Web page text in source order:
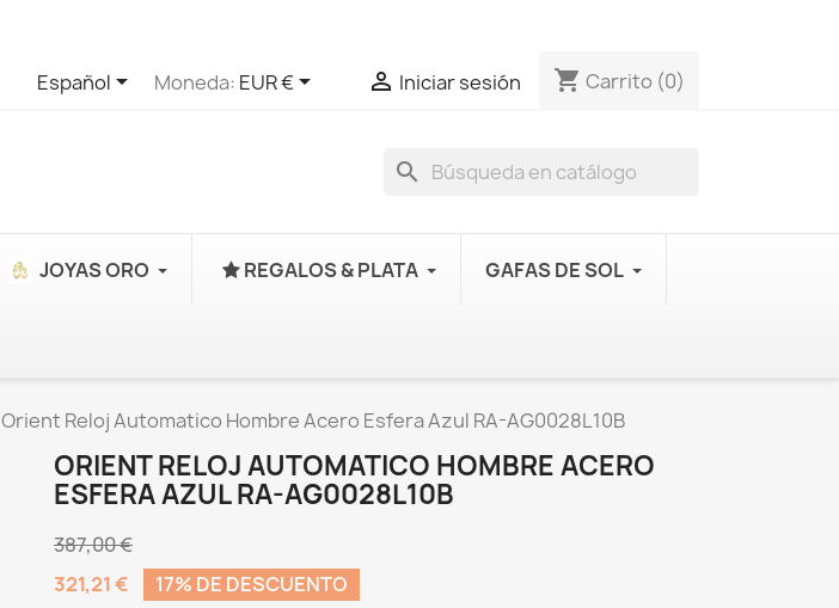
Español Moneda: EUR €  Iniciar sesión shopping_cart Carrito (0)
search
JOYAS ORO REGALOS & PLATA GAFAS DE SOL
Orient Reloj Automatico Hombre Acero Esfera Azul RA-AG0028L10B
ORIENT RELOJ AUTOMATICO HOMBRE ACERO
ESFERA AZUL RA-AG0028L10B
387,00 €
321,21 €
17% DE DESCUENTO